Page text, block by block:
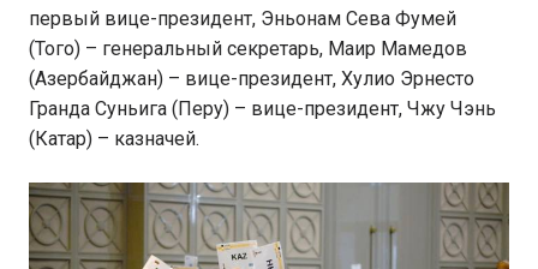
первый вице-президент, Эньонам Сева Фумей
(Того) – генеральный секретарь, Маир Мамедов
(Азербайджан) – вице-президент, Хулио Эрнесто
Гранда Суньига (Перу) – вице-президент, Чжу Чэнь
(Катар) – казначей.